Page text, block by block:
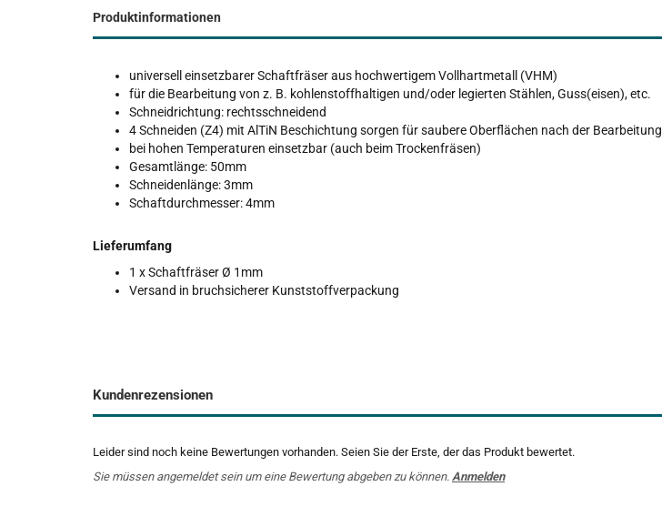
Produktinformationen
universell einsetzbarer Schaftfräser aus hochwertigem Vollhartmetall (VHM)
für die Bearbeitung von z. B. kohlenstoffhaltigen und/oder legierten Stählen, Guss(eisen), etc.
Schneidrichtung: rechtsschneidend
4 Schneiden (Z4) mit AlTiN Beschichtung sorgen für saubere Oberflächen nach der Bearbeitung
bei hohen Temperaturen einsetzbar (auch beim Trockenfräsen)
Gesamtlänge: 50mm
Schneidenlänge: 3mm
Schaftdurchmesser: 4mm
Lieferumfang
1 x Schaftfräser Ø 1mm
Versand in bruchsicherer Kunststoffverpackung
Kundenrezensionen
Leider sind noch keine Bewertungen vorhanden. Seien Sie der Erste, der das Produkt bewertet.
Sie müssen angemeldet sein um eine Bewertung abgeben zu können. Anmelden